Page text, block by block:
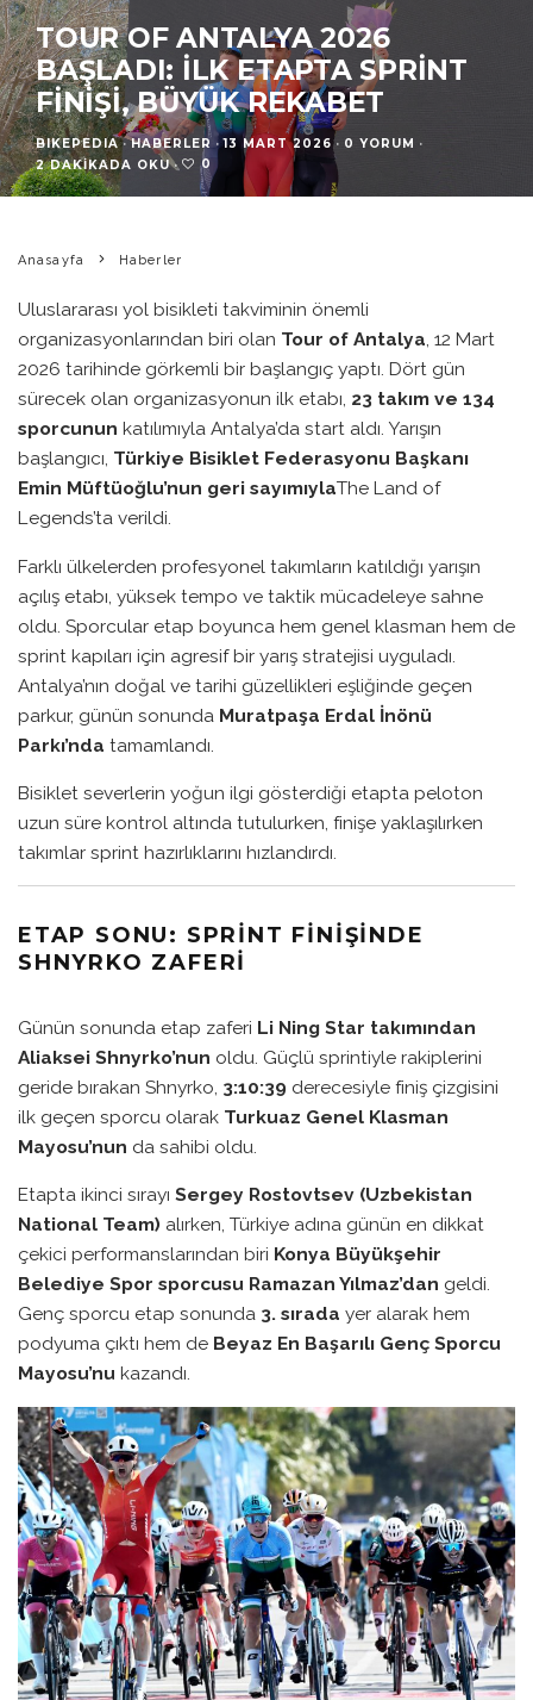
TOUR OF ANTALYA 2026
BAŞLADI: İLK ETAPTA SPRINT
FINIŞI, BÜYÜK REKABET
BIKEPEDIA · HABERLER · 13 MART 2026 · 0 YORUM ·
2 DAKIKADA OKU · 0
Anasayfa Haberler
Uluslararası yol bisikleti takviminin önemli
organizasyonlarından biri olan Tour of Antalya, 12 Mart
2026 tarihinde görkemli bir başlangıç yaptı. Dört gün
sürecek olan organizasyonun ilk etabı, 23 takım ve 134
sporcunun katılımıyla Antalya’da start aldı. Yarışın
başlangıcı, Türkiye Bisiklet Federasyonu Başkanı
Emin Müftüoğlu’nun geri sayımıylaThe Land of
Legends’ta verildi.
Farklı ülkelerden profesyonel takımların katıldığı yarışın
açılış etabı, yüksek tempo ve taktik mücadeleye sahne
oldu. Sporcular etap boyunca hem genel klasman hem de
sprint kapıları için agresif bir yarış stratejisi uyguladı.
Antalya’nın doğal ve tarihi güzellikleri eşliğinde geçen
parkur, günün sonunda Muratpaşa Erdal İnönü
Parkı’nda tamamlandı.
Bisiklet severlerin yoğun ilgi gösterdiği etapta peloton
uzun süre kontrol altında tutulurken, finişe yaklaşılırken
takımlar sprint hazırlıklarını hızlandırdı.
ETAP SONU: SPRINT FINIŞINDE
SHNYRKO ZAFERI
Günün sonunda etap zaferi Li Ning Star takımından
Aliaksei Shnyrko’nun oldu. Güçlü sprintiyle rakiplerini
geride bırakan Shnyrko, 3:10:39 derecesiyle finiş çizgisini
ilk geçen sporcu olarak Turkuaz Genel Klasman
Mayosu’nun da sahibi oldu.
Etapta ikinci sırayı Sergey Rostovtsev (Uzbekistan
National Team) alırken, Türkiye adına günün en dikkat
çekici performanslarından biri Konya Büyükşehir
Belediye Spor sporcusu Ramazan Yılmaz’dan geldi.
Genç sporcu etap sonunda 3. sırada yer alarak hem
podyuma çıktı hem de Beyaz En Başarılı Genç Sporcu
Mayosu’nu kazandı.